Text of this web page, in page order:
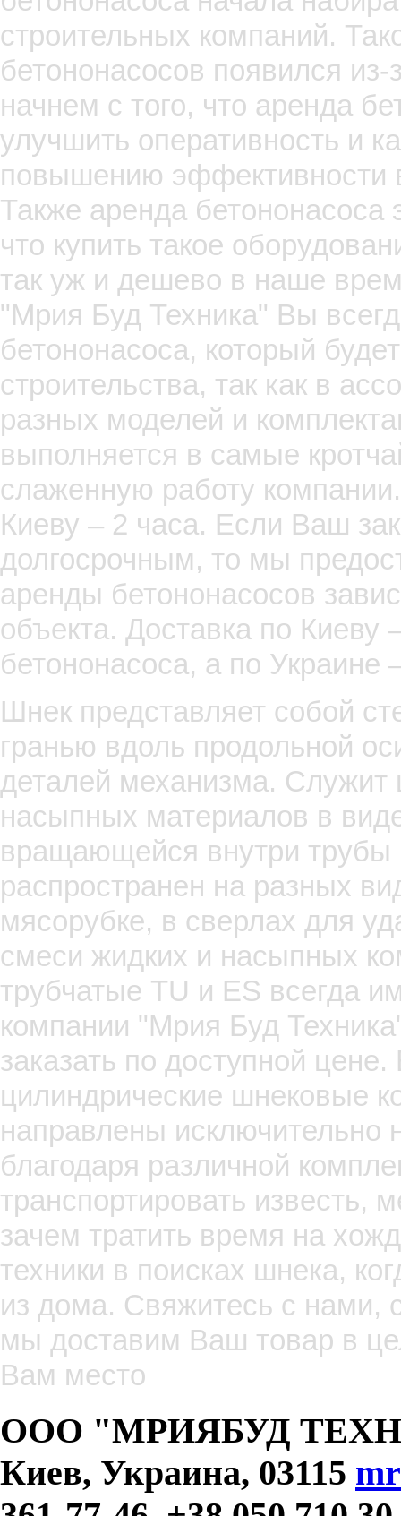
строительных компаний.
бетононасосов появился
начнем с того, что аренда
улучшить оперативность и
повышению эффективности
Также аренда
что купить такое
так уж и дешево в наше
"Мрия Буд Техника" Вы
бетононасоса, который
строительства, так как в
разных моделей и
выполняется в самые
слаженную работу
Киеву – 2 часа. Если Ваш
долгосрочным, то мы
аренды бетононасосов
объекта. Доставка по Киеву
бетононасоса, а по Украине
Шнек представляет собой
гранью вдоль продольной
деталей механизма. Служит
насыпных материалов в
вращающейся внутри трубы
распространен на разных
мясорубке, в сверлах для
смеси жидких и насыпных
трубчатые TU и ES всегда
компании "Мрия Буд
заказать по доступной
цилиндрические шнековые
направлены исключительно
благодаря различной
транспортировать известь,
зачем тратить время на
техники в поисках шнека,
из дома. Свяжитесь с нами,
мы доставим Ваш товар в
Вам место
ООО "МРИЯБУД
Киев, Украина, 03115